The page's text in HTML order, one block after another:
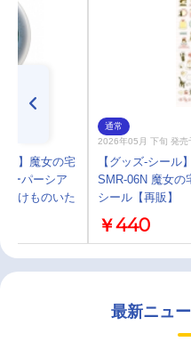
ー】魔女の宅
ーパーシア
届けものいた
通常
2026年05月 下旬 発売
【グッズ-シール
SMR-06N 魔女の
シール【再販】
￥440
最新ニュ